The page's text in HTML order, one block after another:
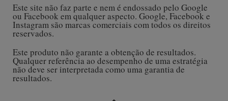
Este site não faz parte e nem é endossado pelo Google
ou Facebook em qualquer aspecto. Google, Facebook e
Instagram são marcas comerciais com todos os direitos
reservados.
Este produto não garante a obtenção de resultados.
Qualquer referência ao desempenho de uma estratégia
não deve ser interpretada como uma garantia de
resultados.